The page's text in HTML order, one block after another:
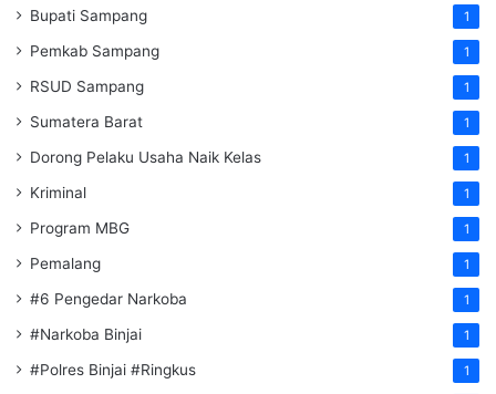
Bupati Sampang 1
Pemkab Sampang 1
RSUD Sampang 1
Sumatera Barat 1
Dorong Pelaku Usaha Naik Kelas 1
Kriminal 1
Program MBG 1
Pemalang 1
#6 Pengedar Narkoba 1
#Narkoba Binjai 1
#Polres Binjai #Ringkus 1